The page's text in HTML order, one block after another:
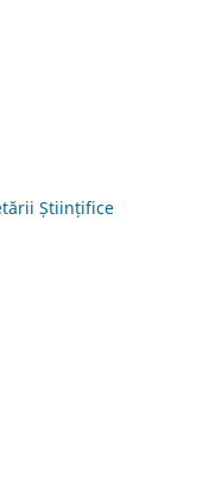
Științifice